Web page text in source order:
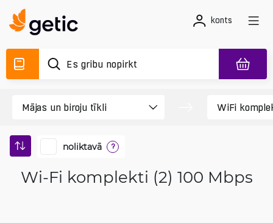
konts
noliktavā ?
Wi-Fi komplekti (2) 100 Mbps